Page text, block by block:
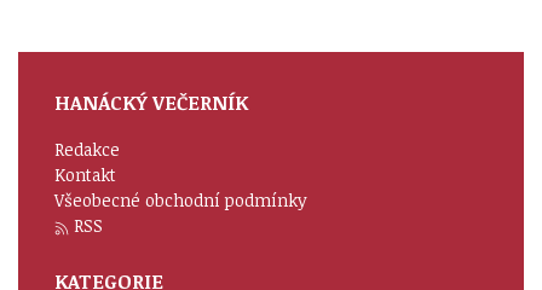
HANÁCKÝ VEČERNÍK
Redakce
Kontakt
Všeobecné obchodní podmínky
RSS
KATEGORIE